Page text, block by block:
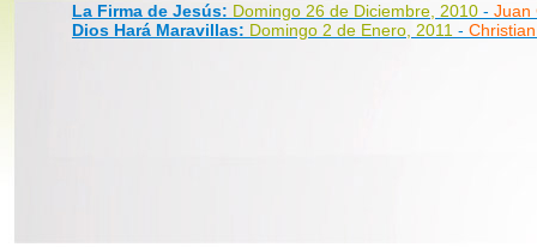
La Firma de Jesús: Domingo 26 de Diciembre, 2010 - Juan
Dios Hará Maravillas: Domingo 2 de Enero, 2011 -